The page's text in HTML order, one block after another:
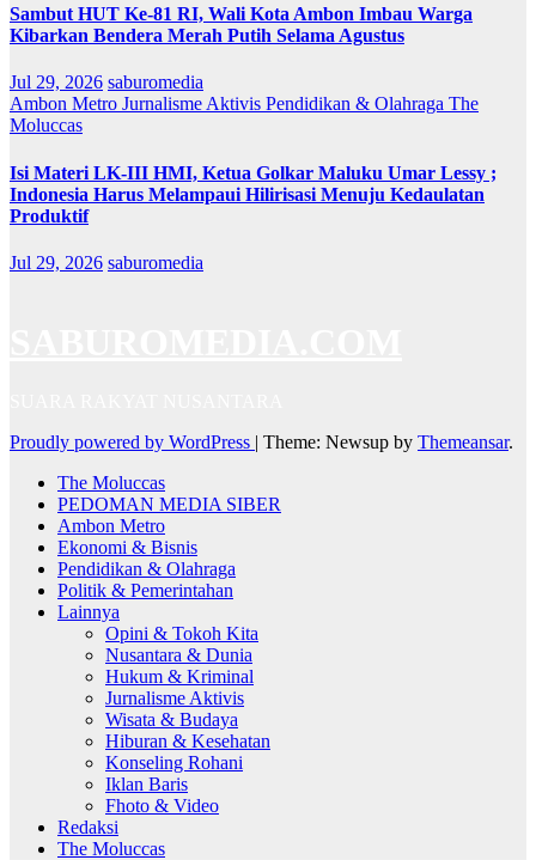
Sambut HUT Ke-81 RI, Wali Kota Ambon Imbau Warga
Kibarkan Bendera Merah Putih Selama Agustus
Jul 29, 2026 saburomedia
Ambon Metro Jurnalisme Aktivis Pendidikan & Olahraga The
Moluccas
Isi Materi LK-III HMI, Ketua Golkar Maluku Umar Lessy ;
Indonesia Harus Melampaui Hilirisasi Menuju Kedaulatan
Produktif
Jul 29, 2026 saburomedia
Proudly powered by WordPress | Theme: Newsup by Themeansar.
The Moluccas
PEDOMAN MEDIA SIBER
Ambon Metro
Ekonomi & Bisnis
Pendidikan & Olahraga
Politik & Pemerintahan
Lainnya
Opini & Tokoh Kita
Nusantara & Dunia
Hukum & Kriminal
Jurnalisme Aktivis
Wisata & Budaya
Hiburan & Kesehatan
Konseling Rohani
Iklan Baris
Fhoto & Video
Redaksi
The Moluccas